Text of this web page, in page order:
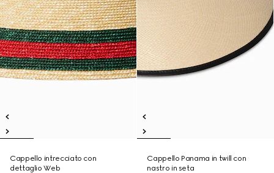
Cappello intrecciato con
dettaglio Web
Cappello Panama in twill con
nastro in seta